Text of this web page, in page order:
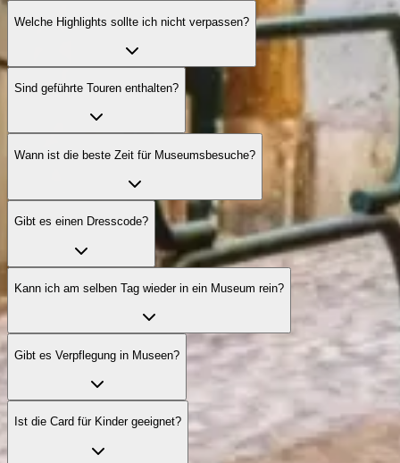
Welche Highlights sollte ich nicht verpassen?
Sind geführte Touren enthalten?
Wann ist die beste Zeit für Museumsbesuche?
Gibt es einen Dresscode?
Kann ich am selben Tag wieder in ein Museum rein?
Gibt es Verpflegung in Museen?
Ist die Card für Kinder geeignet?